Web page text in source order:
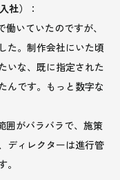
社）
：
いていたのですが、
た。制作会社にいた頃
いな、既に指定された
んです。もっと数字な
囲がバラバラで、施策
ディレクターは進行管